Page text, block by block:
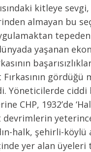
kitleye
almayan bu
tepeden
yaşanan
Yöneticilerde
1932’de
halk, şehirli-
yer alan üyeleri